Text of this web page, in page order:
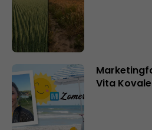
Vita